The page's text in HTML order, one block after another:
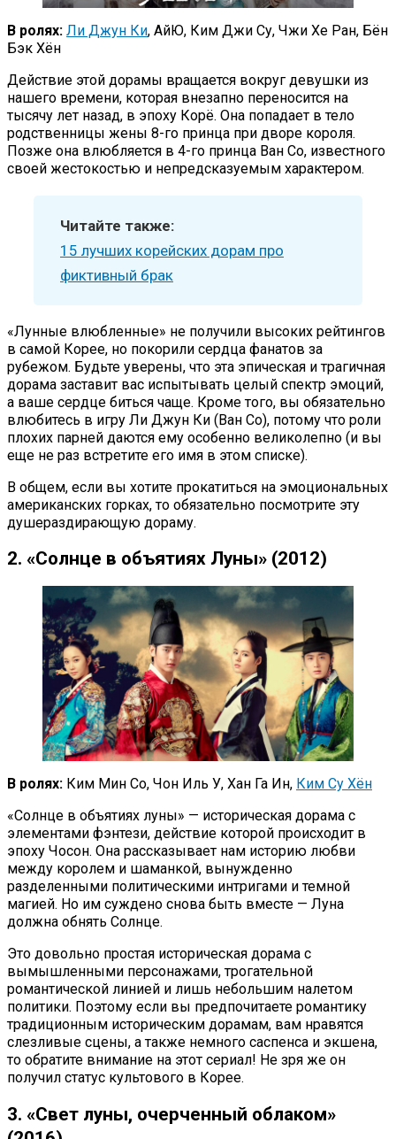
В ролях: Ли Джун Ки, АйЮ, Ким Джи Су, Чжи Хе Ран, Бён
Бэк Хён
Действие этой дорамы вращается вокруг девушки из
нашего времени, которая внезапно переносится на
тысячу лет назад, в эпоху Корё. Она попадает в тело
родственницы жены 8-го принца при дворе короля.
Позже она влюбляется в 4-го принца Ван Со, известного
своей жестокостью и непредсказуемым характером.
Читайте также:
15 лучших корейских дорам про
фиктивный брак
«Лунные влюбленные» не получили высоких рейтингов
в самой Корее, но покорили сердца фанатов за
рубежом. Будьте уверены, что эта эпическая и трагичная
дорама заставит вас испытывать целый спектр эмоций,
а ваше сердце биться чаще. Кроме того, вы обязательно
влюбитесь в игру Ли Джун Ки (Ван Со), потому что роли
плохих парней даются ему особенно великолепно (и вы
еще не раз встретите его имя в этом списке).
В общем, если вы хотите прокатиться на эмоциональных
американских горках, то обязательно посмотрите эту
душераздирающую дораму.
2. «Солнце в объятиях Луны» (2012)
В ролях: Ким Мин Со, Чон Иль У, Хан Га Ин, Ким Су Хён
«Солнце в объятиях луны» — историческая дорама с
элементами фэнтези, действие которой происходит в
эпоху Чосон. Она рассказывает нам историю любви
между королем и шаманкой, вынужденно
разделенными политическими интригами и темной
магией. Но им суждено снова быть вместе — Луна
должна обнять Солнце.
Это довольно простая историческая дорама с
вымышленными персонажами, трогательной
романтической линией и лишь небольшим налетом
политики. Поэтому если вы предпочитаете романтику
традиционным историческим дорамам, вам нравятся
слезливые сцены, а также немного саспенса и экшена,
то обратите внимание на этот сериал! Не зря же он
получил статус культового в Корее.
3. «Свет луны, очерченный облаком»